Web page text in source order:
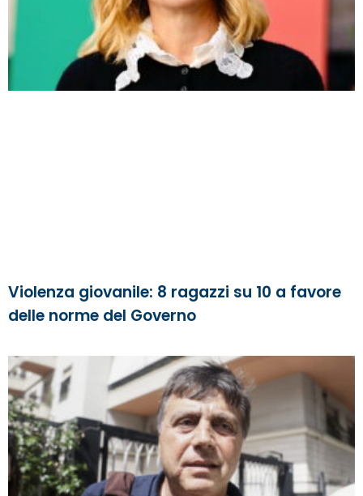
Violenza giovanile: 8 ragazzi su 10 a favore
delle norme del Governo